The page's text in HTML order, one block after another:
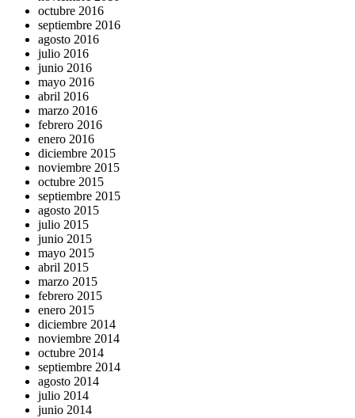
octubre 2016
septiembre 2016
agosto 2016
julio 2016
junio 2016
mayo 2016
abril 2016
marzo 2016
febrero 2016
enero 2016
diciembre 2015
noviembre 2015
octubre 2015
septiembre 2015
agosto 2015
julio 2015
junio 2015
mayo 2015
abril 2015
marzo 2015
febrero 2015
enero 2015
diciembre 2014
noviembre 2014
octubre 2014
septiembre 2014
agosto 2014
julio 2014
junio 2014